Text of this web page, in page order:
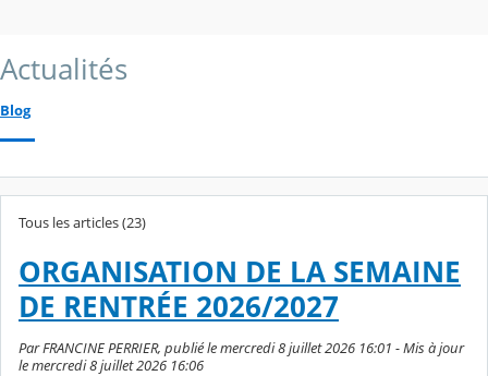
Actualités
Blog
Tous les articles (23)
ORGANISATION DE LA SEMAINE
DE RENTRÉE 2026/2027
Par FRANCINE PERRIER, publié le mercredi 8 juillet 2026 16:01 - Mis à jour
le mercredi 8 juillet 2026 16:06